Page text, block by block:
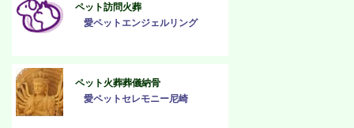
ペット訪問火葬
愛ペットエンジェルリング
ペット火葬葬儀納骨
愛ペットセレモニー尼崎